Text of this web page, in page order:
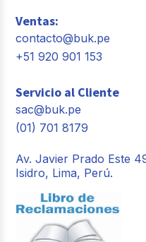
Ventas:
contacto@buk.pe
+51 920 901 153
Servicio al Cliente
sac@buk.pe
(01) 701 8179
Av. Javier Prado Este
Isidro, Lima, Perú.